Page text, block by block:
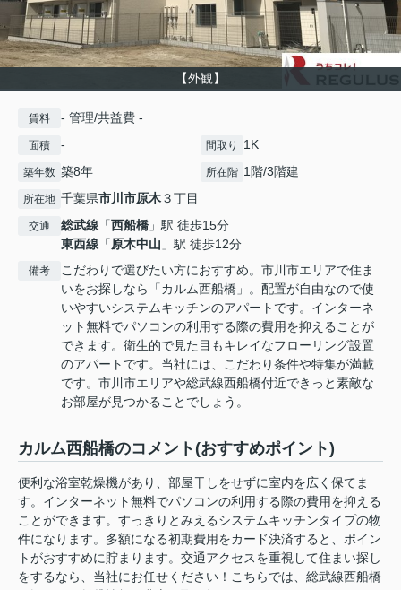
【外観】
賃料 - 管理/共益費 -
面積 - 間取り 1K
築年数 築8年 所在階 1階/3階建
所在地 千葉県市川市原木３丁目
交通 総武線 「西船橋 」駅 徒歩15分
東西線 「原木中山 」駅 徒歩12分
備考
こだわりで選びたい方におすすめ。市川市エリアで住ま
いをお探しなら「カルム西船橋」。配置が自由なので使
いやすいシステムキッチンのアパートです。インターネ
ット無料でパソコンの利用する際の費用を抑えることが
できます。衛生的で見た目もキレイなフローリング設置
のアパートです。当社には、こだわり条件や特集が満載
です。市川市エリアや総武線西船橋付近できっと素敵な
お部屋が見つかることでしょう。
カルム西船橋のコメント(おすすめポイント)
便利な浴室乾燥機があり、部屋干しをせずに室内を広く保てま
す。インターネット無料でパソコンの利用する際の費用を抑える
ことができます。すっきりとみえるシステムキッチンタイプの物
件になります。多額になる初期費用をカード決済すると、ポイン
トがおすすめに貯まります。交通アクセスを重視して住まい探し
をするなら、当社にお任せください！こちらでは、総武線西船橋